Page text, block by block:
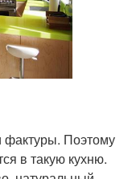
фактуры. Поэтому
в такую кухню.